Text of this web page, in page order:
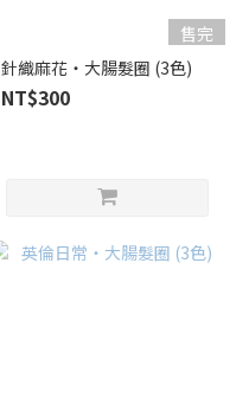
售完
針織麻花・大腸髮圈 (3色)
NT$300